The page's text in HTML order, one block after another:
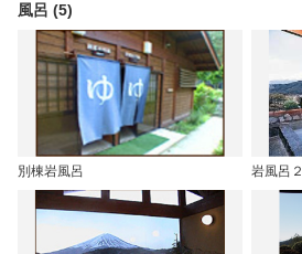
風呂 (5)
別棟岩風呂 岩風呂２